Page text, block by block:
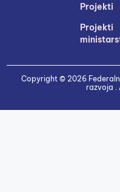
Projekti
Projekti
Copyright © 2026
razvoja .